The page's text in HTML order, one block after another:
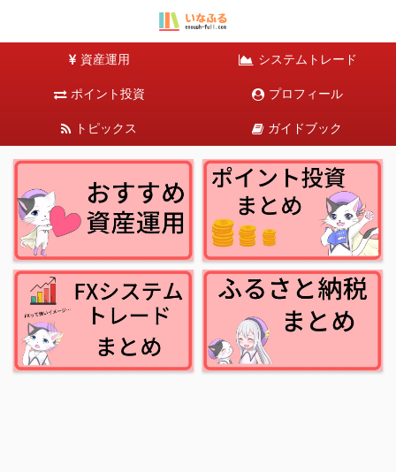
資産運用 システムトレード
ポイント投資 プロフィール
トピックス ガイドブック